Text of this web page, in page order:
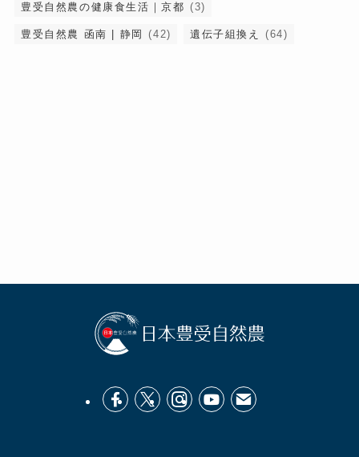
豊受自然農の健康食生活｜京都 (3)
豊受自然農 函南 | 静岡 (42) 遺伝子組換え (64)